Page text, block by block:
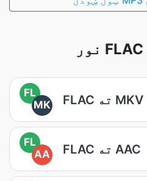
FL
MK
FLAC ته MKV
FL
AA
FLAC ته AAC